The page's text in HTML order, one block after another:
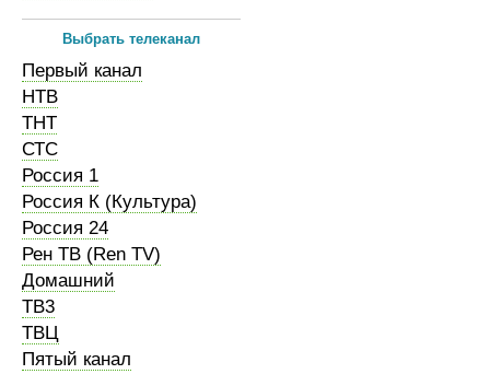
Выбрать телеканал
Первый канал
НТВ
ТНТ
СТС
Россия 1
Россия К (Культура)
Россия 24
Рен ТВ (Ren TV)
Домашний
ТВ3
ТВЦ
Пятый канал